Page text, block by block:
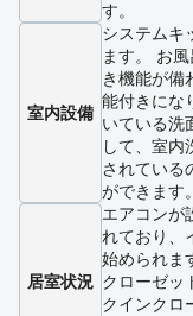
す。
室内設備
システムキ
ます。 お
き機能が備
能付きにな
いている洗
して、室内
されている
ができます。
居室状況
エアコンが
れており、
始められま
クローゼッ
クインクロ